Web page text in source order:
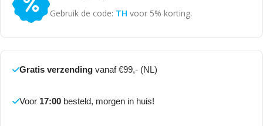
Gebruik de code: TH voor 5% korting.
Gratis verzending vanaf €99,- (NL)
Voor 17:00 besteld, morgen in huis!